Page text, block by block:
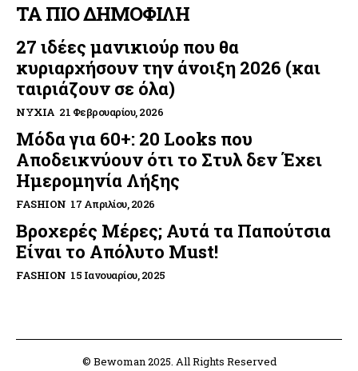
ΤΑ ΠΙΟ ΔΗΜΟΦΙΛΗ
27 ιδέες μανικιούρ που θα
κυριαρχήσουν την άνοιξη 2026 (και
ταιριάζουν σε όλα)
ΝΎΧΙΑ 21 Φεβρουαρίου, 2026
Μόδα για 60+: 20 Looks που
Αποδεικνύουν ότι το Στυλ δεν Έχει
Ημερομηνία Λήξης
FASHION 17 Απριλίου, 2026
Βροχερές Μέρες; Αυτά τα Παπούτσια
Είναι το Απόλυτο Must!
FASHION 15 Ιανουαρίου, 2025
© Bewoman 2025. All Rights Reserved